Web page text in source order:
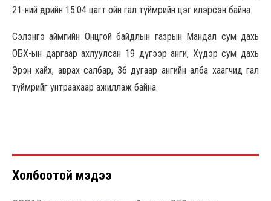
21-ний өдрийн 15:04 цагт ойн гал түймрийн цэг илэрсэн байна.
Сэлэнгэ аймгийн Онцгой байдлын газрын Мандал сум дахь
ОБХ-ын даргаар ахлуулсан 19 дүгээр анги, Хүдэр сум дахь
Эрэн хайх, аврах салбар, 36 дугаар ангийн алба хаагчид гал
түймрийг унтраахаар ажиллаж байна.
Холбоотой мэдээ